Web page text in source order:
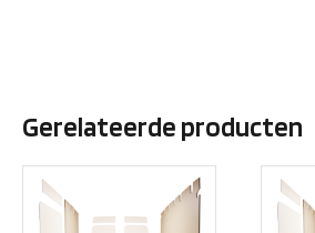
Gerelateerde producten
product
product